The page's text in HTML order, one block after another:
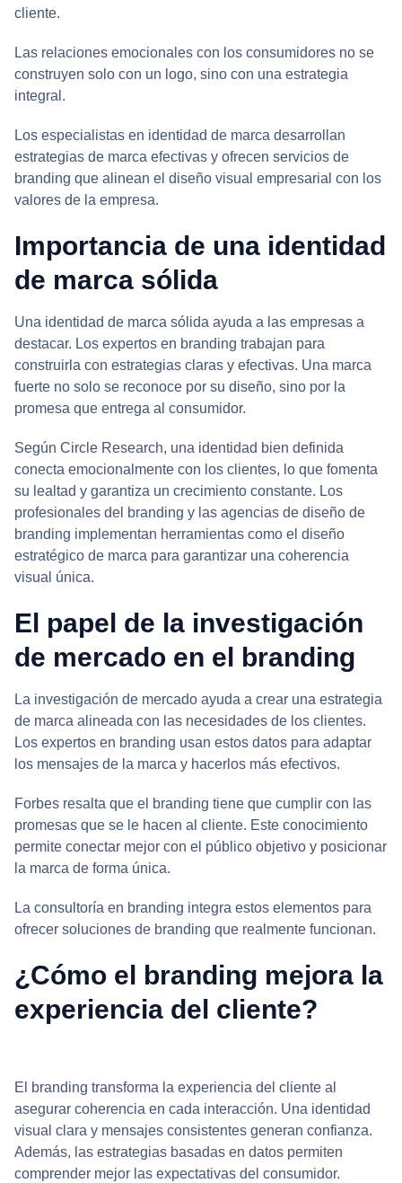
cliente.
Las relaciones emocionales con los consumidores no se
construyen solo con un logo, sino con una estrategia
integral.
Los especialistas en identidad de marca desarrollan
estrategias de marca efectivas y ofrecen servicios de
branding que alinean el diseño visual empresarial con los
valores de la empresa.
Importancia de una identidad
de marca sólida
Una identidad de marca sólida ayuda a las empresas a
destacar. Los expertos en branding trabajan para
construirla con estrategias claras y efectivas. Una marca
fuerte no solo se reconoce por su diseño, sino por la
promesa que entrega al consumidor.
Según Circle Research, una identidad bien definida
conecta emocionalmente con los clientes, lo que fomenta
su lealtad y garantiza un crecimiento constante. Los
profesionales del branding y las agencias de diseño de
branding implementan herramientas como el diseño
estratégico de marca para garantizar una coherencia
visual única.
El papel de la investigación
de mercado en el branding
La investigación de mercado ayuda a crear una estrategia
de marca alineada con las necesidades de los clientes.
Los expertos en branding usan estos datos para adaptar
los mensajes de la marca y hacerlos más efectivos.
Forbes resalta que el branding tiene que cumplir con las
promesas que se le hacen al cliente. Este conocimiento
permite conectar mejor con el público objetivo y posicionar
la marca de forma única.
La consultoría en branding integra estos elementos para
ofrecer soluciones de branding que realmente funcionan.
¿Cómo el branding mejora la
experiencia del cliente?
El branding transforma la experiencia del cliente al
asegurar coherencia en cada interacción. Una identidad
visual clara y mensajes consistentes generan confianza.
Además, las estrategias basadas en datos permiten
comprender mejor las expectativas del consumidor.